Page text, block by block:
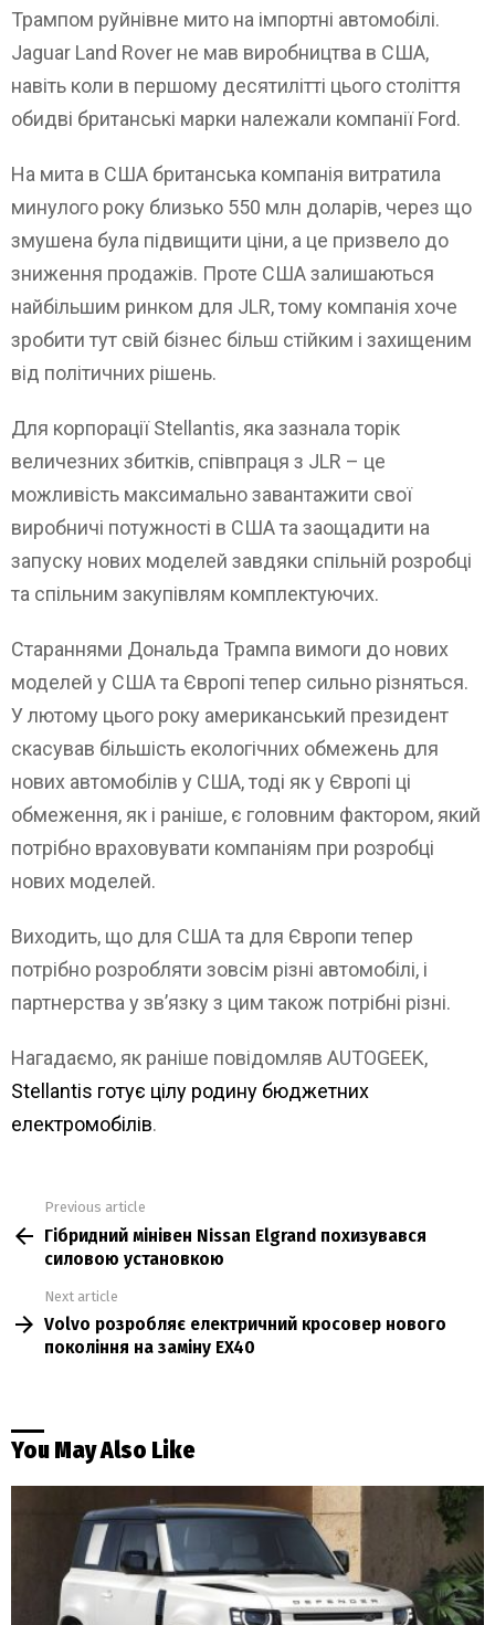
Трампом руйнівне мито на імпортні автомобілі.
Jaguar Land Rover не мав виробництва в США,
навіть коли в першому десятилітті цього століття
обидві британські марки належали компанії Ford.
На мита в США британська компанія витратила
минулого року близько 550 млн доларів, через що
змушена була підвищити ціни, а це призвело до
зниження продажів. Проте США залишаються
найбільшим ринком для JLR, тому компанія хоче
зробити тут свій бізнес більш стійким і захищеним
від політичних рішень.
Для корпорації Stellantis, яка зазнала торік
величезних збитків, співпраця з JLR – це
можливість максимально завантажити свої
виробничі потужності в США та заощадити на
запуску нових моделей завдяки спільній розробці
та спільним закупівлям комплектуючих.
Стараннями Дональда Трампа вимоги до нових
моделей у США та Європі тепер сильно різняться.
У лютому цього року американський президент
скасував більшість екологічних обмежень для
нових автомобілів у США, тоді як у Європі ці
обмеження, як і раніше, є головним фактором, який
потрібно враховувати компаніям при розробці
нових моделей.
Виходить, що для США та для Європи тепер
потрібно розробляти зовсім різні автомобілі, і
партнерства у зв’язку з цим також потрібні різні.
Нагадаємо, як раніше повідомляв AUTOGEEK,
Stellantis готує цілу родину бюджетних
електромобілів.
more
Previous article
Гібридний мінівен Nissan Elgrand похизувався
силовою установкою
Next article
Volvo розробляє електричний кросовер нового
покоління на заміну EX40
You May Also Like